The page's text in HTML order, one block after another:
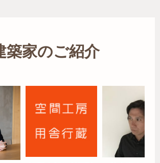
築家のご紹介